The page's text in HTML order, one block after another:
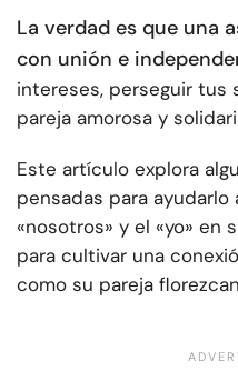
La verdad es que una
con unión e
intereses, perseguir tus
pareja amorosa y
Este artículo explora
pensadas para
«nosotros» y el «yo» en
para cultivar una
como su pareja